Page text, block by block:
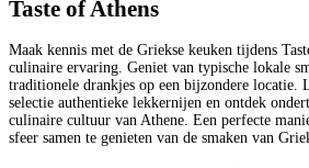
Taste of Athens
Maak kennis met de Griekse keuken tijdens
culinaire ervaring. Geniet van typische lokale
traditionele drankjes op een bijzondere locatie.
selectie authentieke lekkernijen en ontdek
culinaire cultuur van Athene. Een perfecte
sfeer samen te genieten van de smaken van